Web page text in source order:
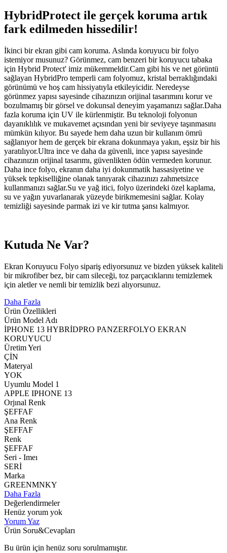
HybridProtect ile gerçek koruma artık
fark edilmeden hissedilir!
İkinci bir ekran gibi cam koruma. Aslında koruyucu bir folyo
istemiyor musunuz? Görünmez, cam benzeri bir koruyucu tabaka
için Hybrid Protect' imiz mükemmeldir.Cam gibi his ve net görüntü
sağlayan HybridPro temperli cam folyomuz, kristal berraklığındaki
görünümü ve hoş cam hissiyatıyla etkileyicidir. Neredeyse
görünmez yapısı sayesinde cihazınızın orijinal tasarımını korur ve
bozulmamış bir görsel ve dokunsal deneyim yaşamanızı sağlar.Daha
fazla koruma için UV ile kürlenmiştir. Bu teknoloji folyonun
dayanıklılık ve mukavemet açısından yeni bir seviyeye taşınmasını
mümkün kılıyor. Bu sayede hem daha uzun bir kullanım ömrü
sağlanıyor hem de gerçek bir ekrana dokunmaya yakın, eşsiz bir his
yaratılıyor.Ultra ince ve daha da güvenli, ince yapısı sayesinde
cihazınızın orijinal tasarımı, güvenlikten ödün vermeden korunur.
Daha ince folyo, ekranın daha iyi dokunmatik hassasiyetine ve
yüksek tepkiselliğine olanak tanıyarak cihazınızı zahmetsizce
kullanmanızı sağlar.Su ve yağ itici, folyo üzerindeki özel kaplama,
su ve yağın yuvarlanarak yüzeyde birikmemesini sağlar. Kolay
temizliği sayesinde parmak izi ve kir tutma şansı kalmıyor.
Kutuda Ne Var?
Ekran Koruyucu Folyo sipariş ediyorsunuz ve bizden yüksek kaliteli
bir mikrofiber bez, bir cam sileceği, toz parçacıklarını temizlemek
için aletler ve nemli bir temizlik bezi alıyorsunuz.
Daha Fazla
Ürün Özellikleri
Ürün Model Adı
İPHONE 13 HYBRİDPRO PANZERFOLYO EKRAN
KORUYUCU
Üretim Yeri
ÇİN
Materyal
YOK
Uyumlu Model 1
APPLE IPHONE 13
Orjınal Renk
ŞEFFAF
Ana Renk
ŞEFFAF
Renk
ŞEFFAF
Seri - Imeı
SERİ
Marka
GREENMNKY
Daha Fazla
Değerlendirmeler
Henüz yorum yok
Yorum Yaz
Ürün Soru&Cevapları
Bu ürün için henüz soru sorulmamıştır.